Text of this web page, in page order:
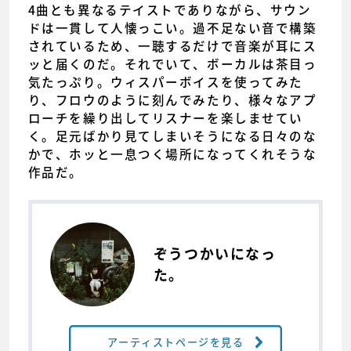
4曲とも異なるテイストでありながら、サウン
ドは一貫して人懐っこい。過不足ない音で構築
されているため、一聴するだけで音楽が耳にス
ッと届くのだ。それでいて、ボーカルは茶目っ
気たっぷり。ウィスパーボイスを使ってみた
り、フロウのように刻んでみたり、様々なアプ
ローチを繰り出してリスナーを楽しませてい
く。足元ばかり見てしまいそうになる日々のな
かで、ホッと一息つく場所になってくれそうな
作品だ。
ぞうつかいになっ
た。
アーティストページを見る